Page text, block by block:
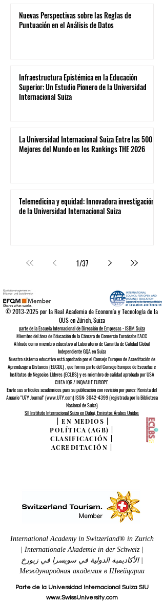
Nuevas Perspectivas sobre las Reglas de
Puntuación en el Análisis de Datos
Infraestructura Epistémica en la Educación
Superior: Un Estudio Pionero de la Universidad
Internacional Suiza
La Universidad Internacional Suiza Entre las 500
Mejores del Mundo en los Rankings THE 2026
Telemedicina y equidad: Innovadora investigación
de la Universidad Internacional Suiza
1/37
©2013-2025por la Real Academia de Economía y Tecnología de la
OUS en Zúrich, Suiza
parte de la Escuela Internacional de Dirección de Empresas - ISBM Suiza
Miembro del área de Educación de la Cámara de Comercio Euroárabe EACC
Afiliado como miembro educativo al Laboratorio de Garantía de Calidad Global
Independiente GQAen Suiza
Nuestro sistema educativo está aprobado por elConsejo Europeo deAcreditación de
Aprendizaje a Distancia (EUCDL), que forma parte delConsejo Europeo de Escuelas e
Institutos de Negocios Líderes (ECLBS)y es miembro de calidad aprobado por USA
CHEA IQG / INQAAHE EUROPE.
Envíe sus artículos académicos para su publicación con revisión por pares: Revista del
Anuario "U7Y Journal" (www.U7Y.com) ISSN: 3042-4399 (registrada por la Biblioteca
Nacional de Suiza)
SII Instituto Internacional Suizo en Dubai, Emiratos Árabes Unidos
|EN MEDIOS
POLÍTICA (AGB)
CLASIFICACIÓN
ACREDITACIÓN
International Academy in Switzerland® in Zurich
| Internationale Akademie in der Schweiz |
الأكاديمية الدولية في سويسرا في زيورخ |
Международная академия в Швейцарии
Parte de la Universidad Internacional Suiza SIU
www.SwissUniversity.com